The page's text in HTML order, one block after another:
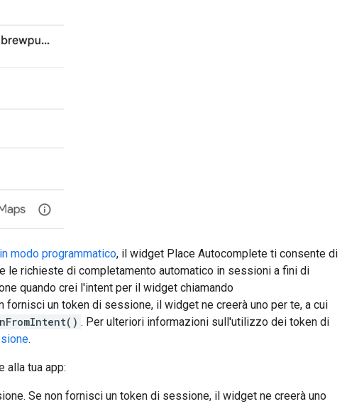
modo programmatico, il widget Place Autocomplete ti consente di
le richieste di completamento automatico in sessioni a fini di
quando crei l'intent per il widget chiamando
fornisci un token di sessione, il widget ne creerà uno per te, a cui
. Per ulteriori informazioni sull'utilizzo dei token di
.
alla tua app:
Se non fornisci un token di sessione, il widget ne creerà uno